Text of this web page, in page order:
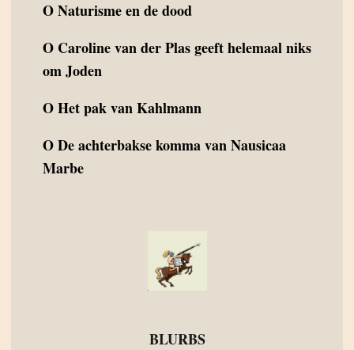
ONaturisme en de dood
O Caroline van der Plas geeft helemaal niks
om Joden
OHet pak van Kahlmann
ODe achterbakse komma van Nausicaa
Marbe
BLURBS